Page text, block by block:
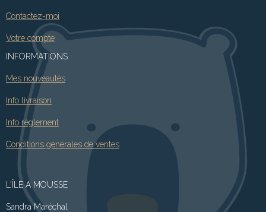
Contactez-moi
Votre compte
INFORMATIONS
Mes nouveautés
Info livraison
Info règlement
Conditions générales de ventes
L'ÎLE A MOUSSE
Sandra Maréchal